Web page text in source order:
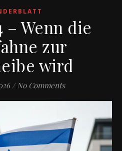
– Wenn die
zur
wird
/ No Comments